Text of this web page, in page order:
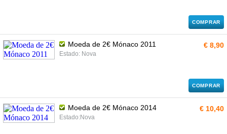
COMPRAR
Moeda de 2€ Mónaco 2011
Estado: Nova
€ 8,90
COMPRAR
Moeda de 2€ Mónaco 2014
Estado:Nova
€ 10,40